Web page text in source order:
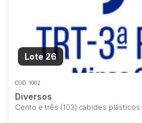
Lote 26
COD. 1002
Diversos
Cento e três (103) cabides